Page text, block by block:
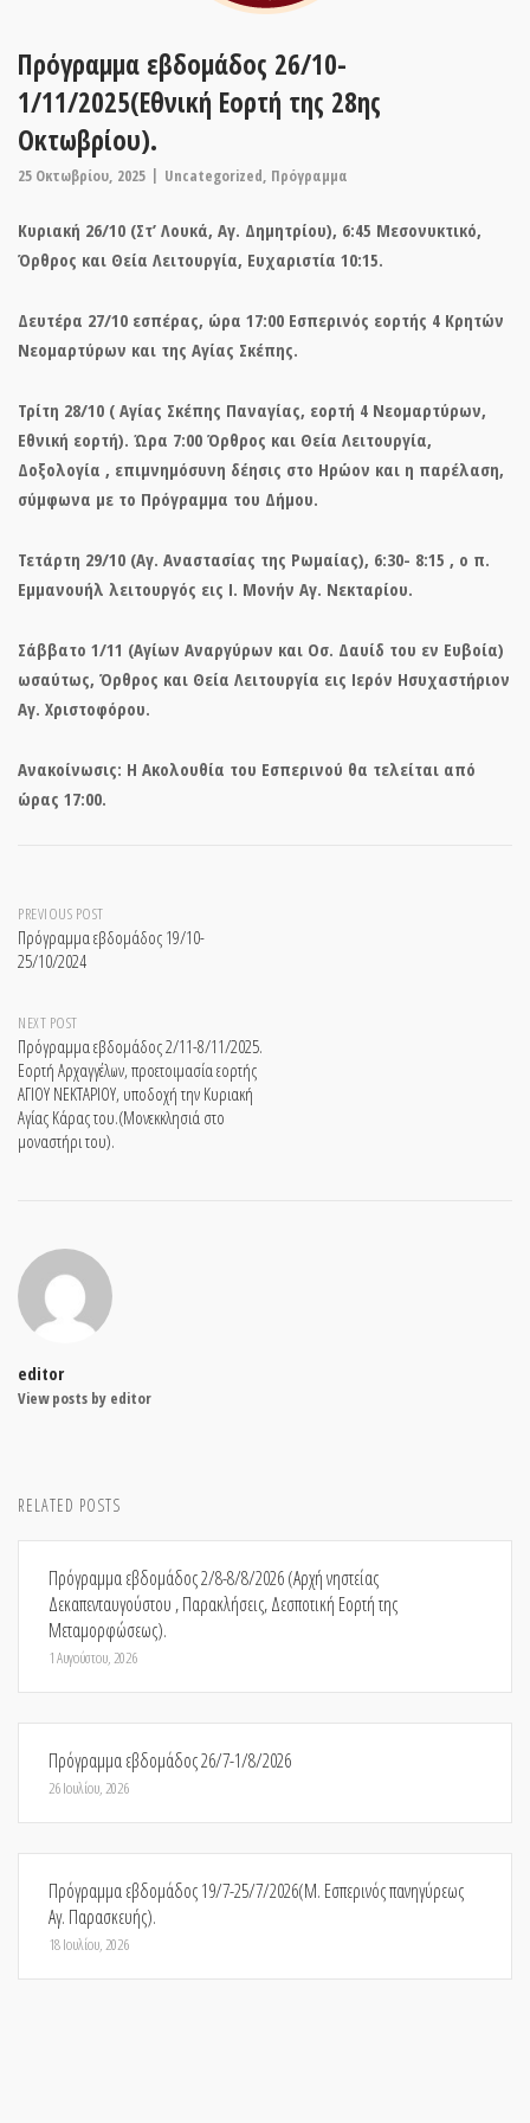
Πρόγραμμα εβδομάδος 26/10-
1/11/2025(Εθνική Εορτή της 28ης
Οκτωβρίου).
25 Οκτωβρίου, 2025 Uncategorized, Πρόγραμμα
Κυριακή 26/10 (Στ’ Λουκά, Αγ. Δημητρίου), 6:45 Μεσονυκτικό,
Όρθρος και Θεία Λειτουργία, Ευχαριστία 10:15.
Δευτέρα 27/10 εσπέρας, ώρα 17:00 Εσπερινός εορτής 4 Κρητών
Νεομαρτύρων και της Αγίας Σκέπης.
Τρίτη 28/10 ( Αγίας Σκέπης Παναγίας, εορτή 4 Νεομαρτύρων,
Εθνική εορτή). Ώρα 7:00 Όρθρος και Θεία Λειτουργία,
Δοξολογία , επιμνημόσυνη δέησις στο Ηρώον και η παρέλαση,
σύμφωνα με το Πρόγραμμα του Δήμου.
Τετάρτη 29/10 (Αγ. Αναστασίας της Ρωμαίας), 6:30- 8:15 , ο π.
Εμμανουήλ λειτουργός εις Ι. Μονήν Αγ. Νεκταρίου.
Σάββατο 1/11 (Αγίων Αναργύρων και Οσ. Δαυίδ του εν Ευβοία)
ωσαύτως, Όρθρος και Θεία Λειτουργία εις Ιερόν Ησυχαστήριον
Αγ. Χριστοφόρου.
Ανακοίνωσις: Η Ακολουθία του Εσπερινού θα τελείται από
ώρας 17:00.
Post
navigation
PREVIOUS POST
Πρόγραμμα εβδομάδος 19/10-
25/10/2024
NEXT POST
Πρόγραμμα εβδομάδος 2/11-8/11/2025.
Εορτή Αρχαγγέλων, προετοιμασία εορτής
ΑΓΙΟΥ ΝΕΚΤΑΡΙΟΥ, υποδοχή την Κυριακή
Αγίας Κάρας του.(Μονεκκλησιά στο
μοναστήρι του).
editor
View posts by editor
RELATED POSTS
Πρόγραμμα εβδομάδος 2/8-8/8/2026 (Αρχή νηστείας
Δεκαπενταυγούστου , Παρακλήσεις, Δεσποτική Εορτή της
Μεταμορφώσεως).
1 Αυγούστου, 2026
Πρόγραμμα εβδομάδος 26/7-1/8/2026
26 Ιουλίου, 2026
Πρόγραμμα εβδομάδος 19/7-25/7/2026(Μ. Εσπερινός πανηγύρεως
Αγ. Παρασκευής).
18 Ιουλίου, 2026